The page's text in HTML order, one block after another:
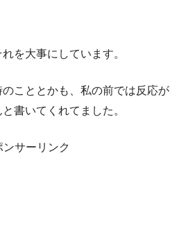
を大事にしています。
こととかも、私の前では反応が
書いてくれてました。
ンサーリンク